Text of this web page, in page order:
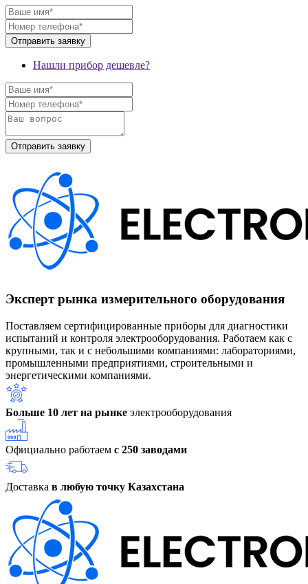
Нашли прибор дешевле?
Эксперт рынка измерительного оборудования
Поставляем сертифицированные приборы для диагностики
испытаний и контроля электрооборудования. Работаем как с
крупными, так и с небольшими компаниями: лабораториями,
промышленными предприятиями, строительными и
энергетическими компаниями.
Больше 10 лет на рынке электрооборудования
Официально работаем с 250 заводами
Доставка в любую точку Казахстана